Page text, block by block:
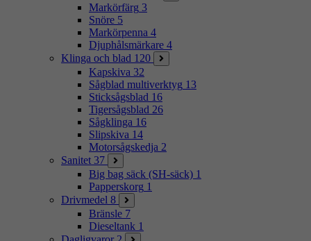
Markörfärg 3
Snöre 5
Markörpenna 4
Djuphålsmärkare 4
Klinga och blad 120
Kapskiva 32
Sågblad multiverktyg 13
Sticksågsblad 16
Tigersågsblad 26
Sågklinga 16
Slipskiva 14
Motorsågskedja 2
Sanitet 37
Big bag säck (SH-säck) 1
Papperskorg 1
Drivmedel 8
Bränsle 7
Dieseltank 1